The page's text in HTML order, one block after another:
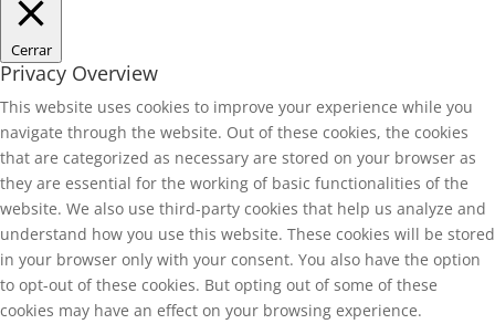
Cerrar
Privacy Overview
This website uses cookies to improve your experience while you
navigate through the website. Out of these cookies, the cookies
that are categorized as necessary are stored on your browser as
they are essential for the working of basic functionalities of the
website. We also use third-party cookies that help us analyze and
understand how you use this website. These cookies will be stored
in your browser only with your consent. You also have the option
to opt-out of these cookies. But opting out of some of these
cookies may have an effect on your browsing experience.